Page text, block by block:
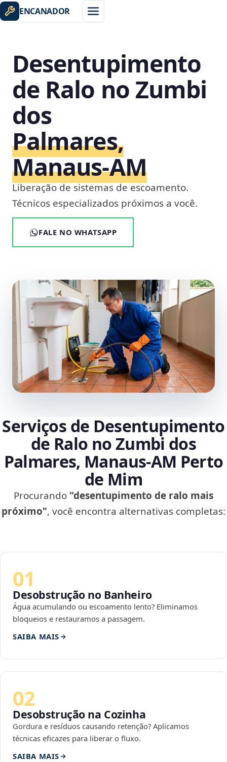
ENCANADOR
Desentupimento
de Ralo no Zumbi
dos
Palmares,
Manaus‑AM
Liberação de sistemas de escoamento.
Técnicos especializados próximos a você.
FALE NO WHATSAPP
Serviços de Desentupimento
de Ralo no Zumbi dos
Palmares, Manaus‑AM Perto
de Mim
Procurando "desentupimento de ralo mais
próximo", você encontra alternativas completas:
01
Desobstrução no Banheiro
Água acumulando ou escoamento lento? Eliminamos
bloqueios e restauramos a passagem.
SAIBA MAIS
02
Desobstrução na Cozinha
Gordura e resíduos causando retenção? Aplicamos
técnicas eficazes para liberar o fluxo.
SAIBA MAIS